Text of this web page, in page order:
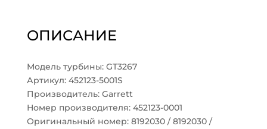
ОПИСАНИЕ
Модель турбины: GT3267
Артикул: 452123-5001S
Производитель: Garrett
Номер производителя: 452123-0001
Оригинальный номер: 8192030 / 8192030 /